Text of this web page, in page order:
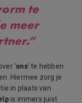
te
meer
‘ons‘ te hebben
Hiermee zorg je
in plaats van
is immers juist